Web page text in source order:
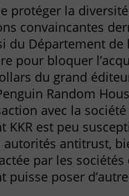
protéger la
convaincantes
du Département de
pour bloquer
du grand
Random
avec la
KKR est peu
autorités antitrust,
par les sociétés
puisse poser